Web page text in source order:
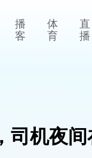
播
客
体
育
直
播
司机夜